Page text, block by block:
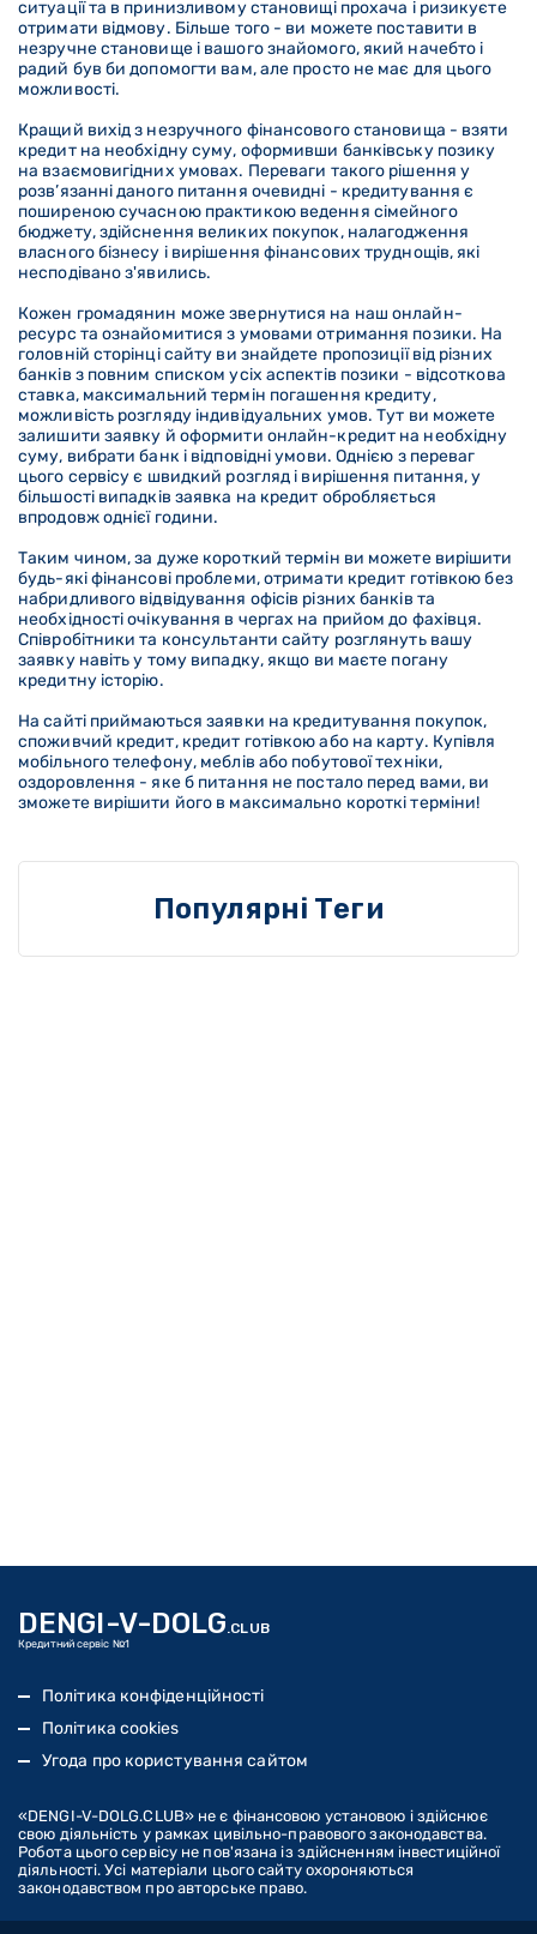
ситуації та в принизливому становищі прохача і ризикуєте
отримати відмову. Більше того - ви можете поставити в
незручне становище і вашого знайомого, який начебто і
радий був би допомогти вам, але просто не має для цього
можливості.
Кращий вихід з незручного фінансового становища - взяти
кредит на необхідну суму, оформивши банківську позику
на взаємовигідних умовах. Переваги такого рішення у
розв’язанні даного питання очевидні - кредитування є
поширеною сучасною практикою ведення сімейного
бюджету, здійснення великих покупок, налагодження
власного бізнесу і вирішення фінансових труднощів, які
несподівано з'явились.
Кожен громадянин може звернутися на наш онлайн-
ресурс та ознайомитися з умовами отримання позики. На
головній сторінці сайту ви знайдете пропозиції від різних
банків з повним списком усіх аспектів позики - відсоткова
ставка, максимальний термін погашення кредиту,
можливість розгляду індивідуальних умов. Тут ви можете
залишити заявку й оформити онлайн-кредит на необхідну
суму, вибрати банк і відповідні умови. Однією з переваг
цього сервісу є швидкий розгляд і вирішення питання, у
більшості випадків заявка на кредит обробляється
впродовж однієї години.
Таким чином, за дуже короткий термін ви можете вирішити
будь-які фінансові проблеми, отримати кредит готівкою без
набридливого відвідування офісів різних банків та
необхідності очікування в чергах на прийом до фахівця.
Співробітники та консультанти сайту розглянуть вашу
заявку навіть у тому випадку, якщо ви маєте погану
кредитну історію.
На сайті приймаються заявки на кредитування покупок,
споживчий кредит, кредит готівкою або на карту. Купівля
мобільного телефону, меблів або побутової техніки,
оздоровлення - яке б питання не постало перед вами, ви
зможете вирішити його в максимально короткі терміни!
Популярні Теги
DENGI-V-DOLG.CLUB
Кредитний сервіс №1
Політика конфіденційності
Політика cookies
Угода про користування сайтом
«DENGI-V-DOLG.CLUB» не є фінансовою установою і здійснює
свою діяльність у рамках цивільно-правового законодавства.
Робота цього сервісу не пов'язана із здійсненням інвестиційної
діяльності. Усі матеріали цього сайту охороняються
законодавством про авторське право.